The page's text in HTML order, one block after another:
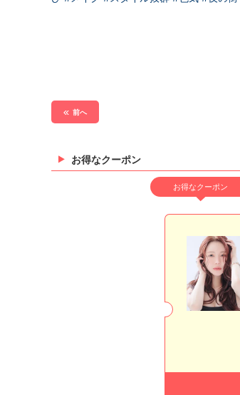
前へ
お得なクーポン
お得なクーポン